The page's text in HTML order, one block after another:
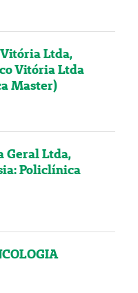
Ltda,
Vitória Ltda
Master)
Geral Ltda,
Policlínica